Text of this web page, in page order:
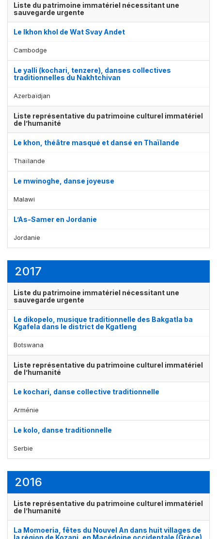
Liste du patrimoine immatériel nécessitant une
sauvegarde urgente
Le lkhon khol de Wat Svay Andet
Cambodge
Le yalli (kochari, tenzere), danses collectives
traditionnelles du Nakhtchivan
Azerbaïdjan
Liste représentative du patrimoine culturel immatériel
de l’humanité
Le khon, théâtre masqué et dansé en Thaïlande
Thaïlande
Le mwinoghe, danse joyeuse
Malawi
L’As-Samer en Jordanie
Jordanie
2017
Liste du patrimoine immatériel nécessitant une
sauvegarde urgente
Le dikopelo, musique traditionnelle des Bakgatla ba
Kgafela dans le district de Kgatleng
Botswana
Liste représentative du patrimoine culturel immatériel
de l’humanité
Le kochari, danse collective traditionnelle
Arménie
Le kolo, danse traditionnelle
Serbie
2016
Liste représentative du patrimoine culturel immatériel
de l’humanité
La Momoeria, fêtes du Nouvel An dans huit villages de
la région de Kozani, en Macédoine occidentale (Grèce)